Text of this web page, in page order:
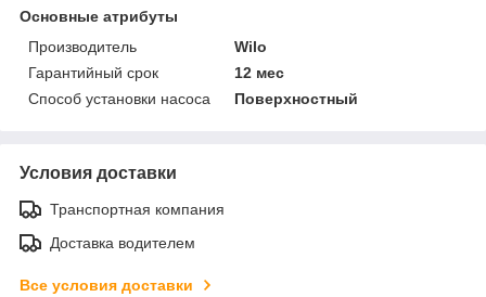
Основные атрибуты
Производитель
Wilo
Гарантийный срок
12 мес
Способ установки насоса
Поверхностный
Условия доставки
Транспортная компания
Доставка водителем
Все условия доставки